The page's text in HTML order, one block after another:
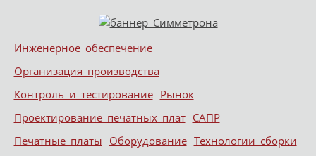
Меню
Skip to content
Инженерное обеспечение
Организация производства
Контроль и тестирование Рынок
Проектирование печатных плат САПР
Печатные платы Оборудование Технологии сборки